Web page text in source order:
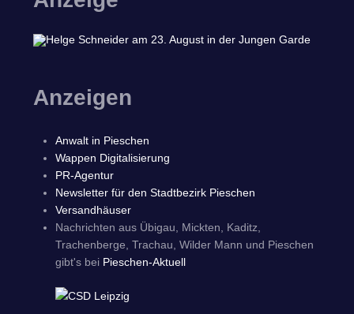
Anzeigen
Anwalt in Pieschen
Wappen Digitalisierung
PR-Agentur
Newsletter für den Stadtbezirk Pieschen
Versandhäuser
Nachrichten aus Übigau, Mickten, Kaditz,
Trachenberge, Trachau, Wilder Mann und Pieschen
gibt's bei Pieschen-Aktuell